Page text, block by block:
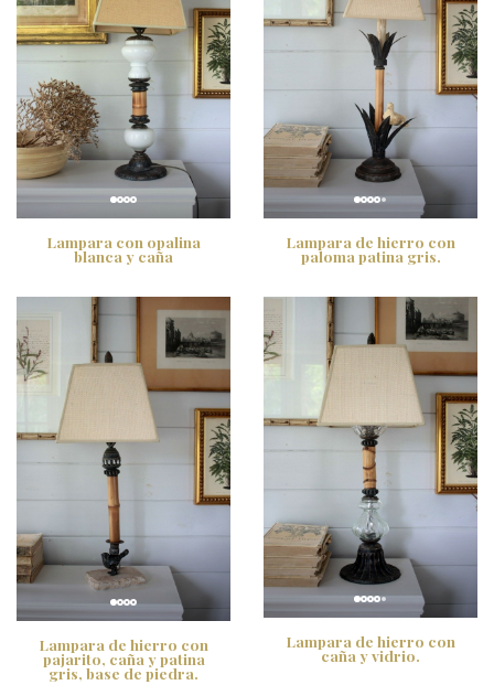
Lampara con opalina
blanca y caña
Lampara de hierro con
paloma patina gris.
Lampara de hierro con
pajarito, caña y patina
gris, base de piedra.
Lampara de hierro con
caña y vidrio.